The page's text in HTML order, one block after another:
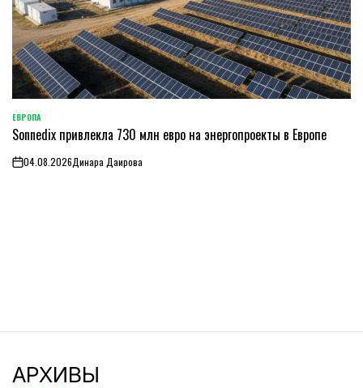
ОПУБЛИКОВАНО
В
ЕВРОПА
Sonnedix привлекла 730 млн евро на энергопроекты в Европе
on04.08.2026Динара Даирова
АРХИВЫ